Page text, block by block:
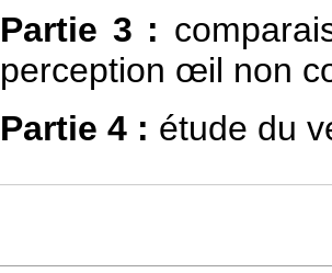
Partie 3 :
perception œil non
Partie 4 : étude du